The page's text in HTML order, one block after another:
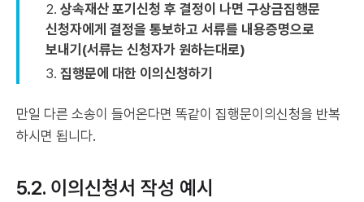
상속재산 포기신청 후 결정이 나면 구상금집행문
신청자에게 결정을 통보하고 서류를 내용증명으로
보내기(서류는 신청자가 원하는대로)
집행문에 대한 이의신청하기
만일 다른 소송이 들어온다면 똑같이 집행문이의신청을 반복
하시면 됩니다.
5.2. 이의신청서 작성 예시